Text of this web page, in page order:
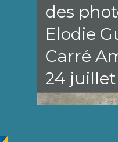
des
Elodie
Carré
24 juillet